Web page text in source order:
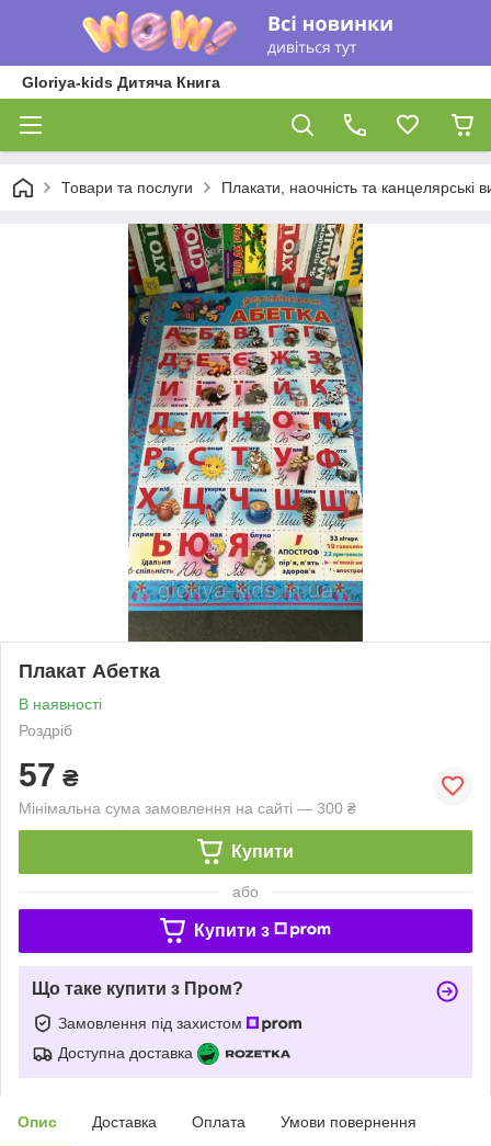
Gloriya-kids Дитяча Книга
Товари та послуги Плакати, наочність та канцелярські
Плакат Абетка
В наявності
Роздріб
57 ₴
Мінімальна сума замовлення на сайті — 300 ₴
Купити
або
Купити з
Що таке купити з Пром?
Замовлення під захистом
Доступна доставка
Опис Доставка Оплата Умови повернення